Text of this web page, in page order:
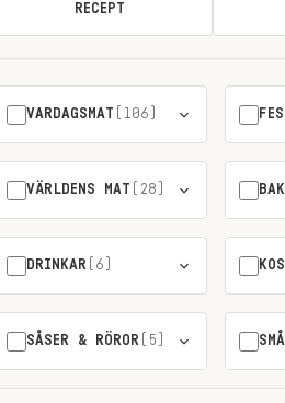
RECEPT
VARDAGSMAT (106)
VÄRLDENS MAT (28)
DRINKAR (6)
SÅSER & RÖROR (5)